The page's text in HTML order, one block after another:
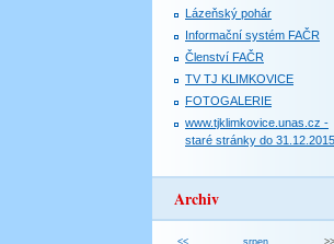
Lázeňský pohár
Informační systém FAČR
Členství FAČR
TV TJ KLIMKOVICE
FOTOGALERIE
www.tjklimkovice.unas.cz -
staré stránky do 31.12.2015
Archiv